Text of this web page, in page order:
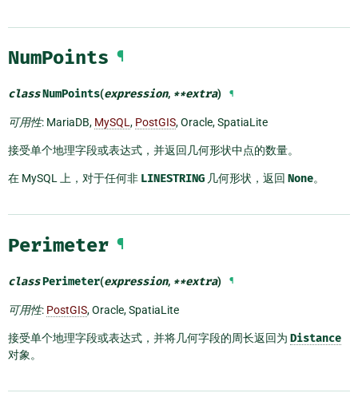
NumPoints ¶
classNumPoints(expression, **extra) ¶
可用性: MariaDB, MySQL, PostGIS, Oracle, SpatiaLite
接受单个地理字段或表达式，并返回几何形状中点的数量。
在 MySQL 上，对于任何非 LINESTRING 几何形状，返回 None。
Perimeter ¶
classPerimeter(expression, **extra) ¶
可用性: PostGIS, Oracle, SpatiaLite
接受单个地理字段或表达式，并将几何字段的周长返回为 Distance
对象。